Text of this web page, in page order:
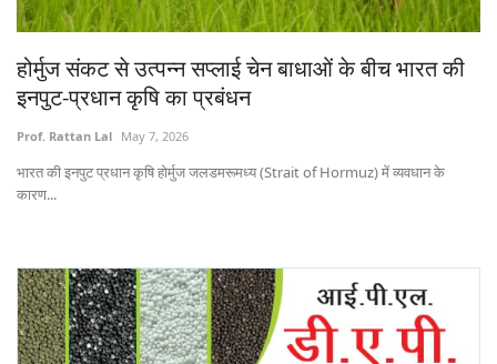
States
Events
Agribusiness
Agritech
International
Rural Dialogue
होर्मुज संकट से उत्पन्न सप्लाई चेन बाधाओं के बीच भारत की
इनपुट-प्रधान कृषि का प्रबंधन
Prof. Rattan Lal May 7, 2026
भारत की इनपुट प्रधान कृषि होर्मुज जलडमरूमध्य (Strait of Hormuz) में व्यवधान के
कारण...